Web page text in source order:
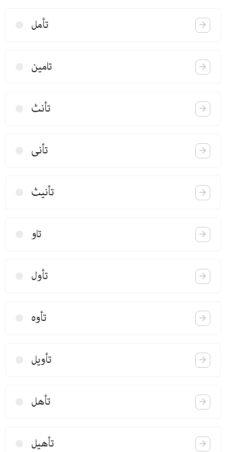
تأمل
تامین
تأنث
تأنی
تأنیث
تاو
تأول
تأوه
تأویل
تأهل
تأهیل